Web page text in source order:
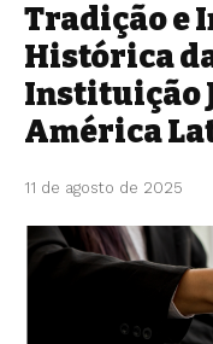
Tradição e
Histórica
Instituição
América
11 de agosto de 2025